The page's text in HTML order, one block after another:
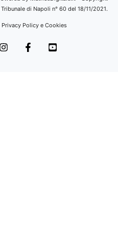
di Napoli n° 60 del 18/11/2021.
Privacy Policy e Cookies